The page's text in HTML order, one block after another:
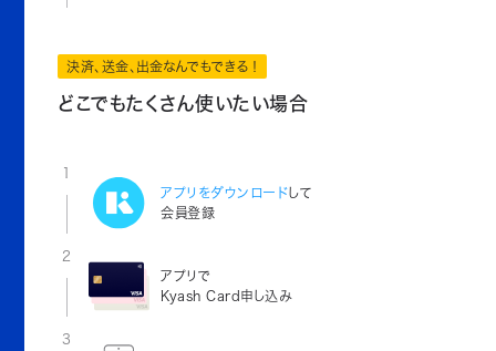
決済、送金、出金なんでもできる！
どこでもたくさん使いたい場合
1
アプリをダウンロードして
会員登録
2
アプリで
Kyash Card申し込み
3